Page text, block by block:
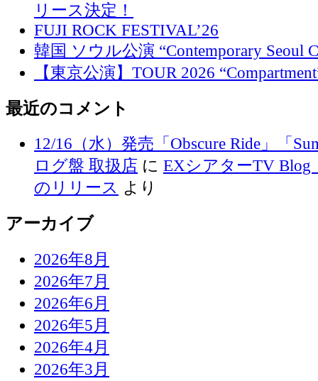
リース決定！
FUJI ROCK FESTIVAL’26
韓国 ソウル公演 “Contemporary Seoul
【東京公演】TOUR 2026
最近のコメント
12/16（水）発売「Obscure Ride」「
ログ盤 取扱店 に EXシアターTV Blog
のリリース より
アーカイブ
2026年8月
2026年7月
2026年6月
2026年5月
2026年4月
2026年3月